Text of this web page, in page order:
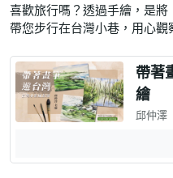
喜歡旅行嗎？透過手繪，是將
帶您步行在台灣小巷，用心觀
帶著
繪
邱仲澤